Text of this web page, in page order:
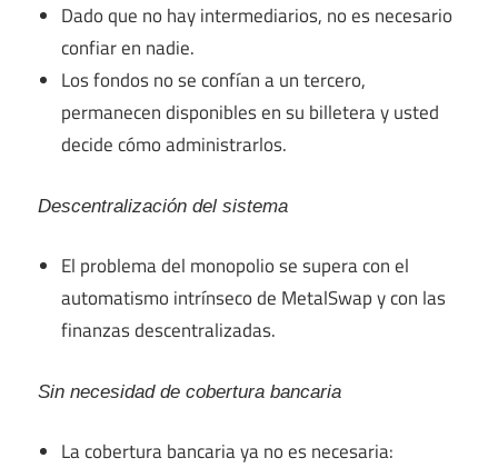
Dado que no hay intermediarios, no es necesario
confiar en nadie.
Los fondos no se confían a un tercero,
permanecen disponibles en su billetera y usted
decide cómo administrarlos.
Descentralización del sistema
El problema del monopolio se supera con el
automatismo intrínseco de MetalSwap y con las
finanzas descentralizadas.
Sin necesidad de cobertura bancaria
La cobertura bancaria ya no es necesaria: